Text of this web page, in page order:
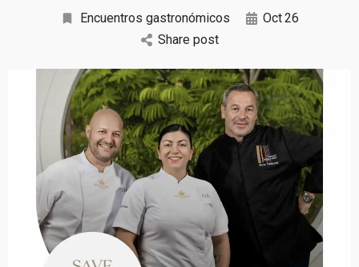
Encuentros gastronómicos Oct26
Share post